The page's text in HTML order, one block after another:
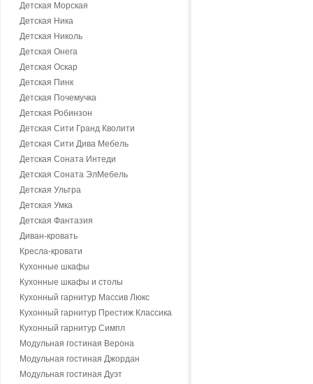
Детская Морская
Детская Ника
Детская Николь
Детская Онега
Детская Оскар
Детская Пинк
Детская Почемучка
Детская Робинзон
Детская Сити Гранд Кволити
Детская Сити Дива Мебель
Детская Соната Интеди
Детская Соната ЭлМебель
Детская Ультра
Детская Умка
Детская Фантазия
Диван-кровать
Кресла-кровати
Кухонные шкафы
Кухонные шкафы и столы
Кухонный гарнитур Массив Люкс
Кухонный гарнитур Престиж Классика
Кухонный гарнитур Симпл
Модульная гостиная Верона
Модульная гостиная Джордан
Модульная гостиная Дуэт